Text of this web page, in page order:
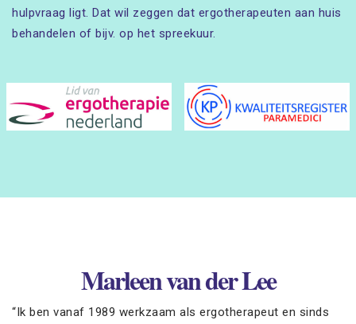
hulpvraag ligt. Dat wil zeggen dat ergotherapeuten aan huis
behandelen of bijv. op het spreekuur.
Marleen van der Lee
“Ik ben vanaf 1989 werkzaam als ergotherapeut en sinds